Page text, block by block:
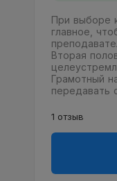
При выборе
главное,
Вторая
Грамотный
передавать
1 отзыв